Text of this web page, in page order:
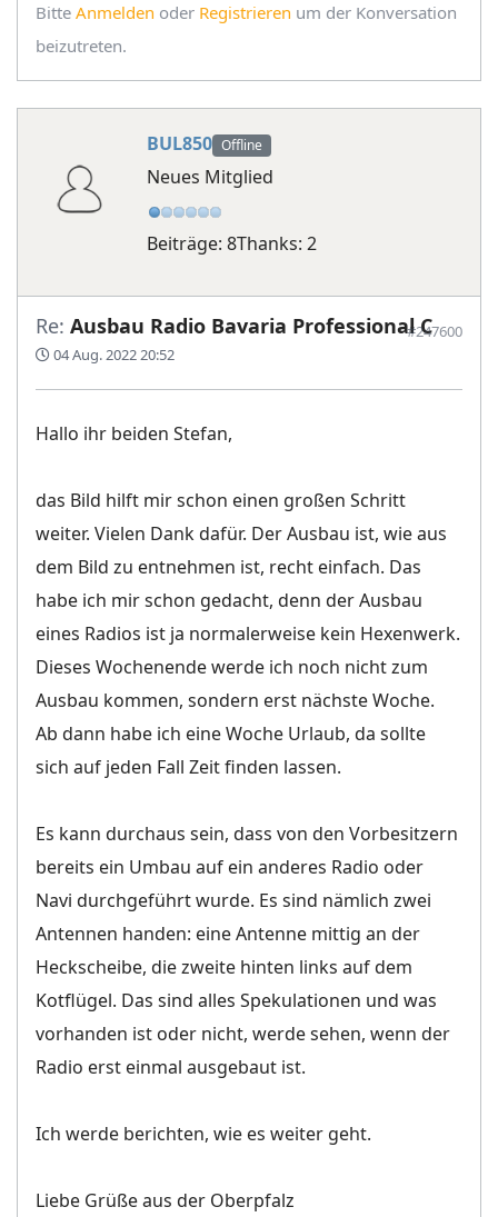
Bitte Anmelden oder Registrieren um der Konversation
beizutreten.
BUL850 Offline
Neues Mitglied
Beiträge: 8Thanks: 2
Re: Ausbau Radio Bavaria Professional C
04 Aug. 2022 20:52
#247600
Hallo ihr beiden Stefan,
das Bild hilft mir schon einen großen Schritt
weiter. Vielen Dank dafür. Der Ausbau ist, wie aus
dem Bild zu entnehmen ist, recht einfach. Das
habe ich mir schon gedacht, denn der Ausbau
eines Radios ist ja normalerweise kein Hexenwerk.
Dieses Wochenende werde ich noch nicht zum
Ausbau kommen, sondern erst nächste Woche.
Ab dann habe ich eine Woche Urlaub, da sollte
sich auf jeden Fall Zeit finden lassen.
Es kann durchaus sein, dass von den Vorbesitzern
bereits ein Umbau auf ein anderes Radio oder
Navi durchgeführt wurde. Es sind nämlich zwei
Antennen handen: eine Antenne mittig an der
Heckscheibe, die zweite hinten links auf dem
Kotflügel. Das sind alles Spekulationen und was
vorhanden ist oder nicht, werde sehen, wenn der
Radio erst einmal ausgebaut ist.
Ich werde berichten, wie es weiter geht.
Liebe Grüße aus der Oberpfalz